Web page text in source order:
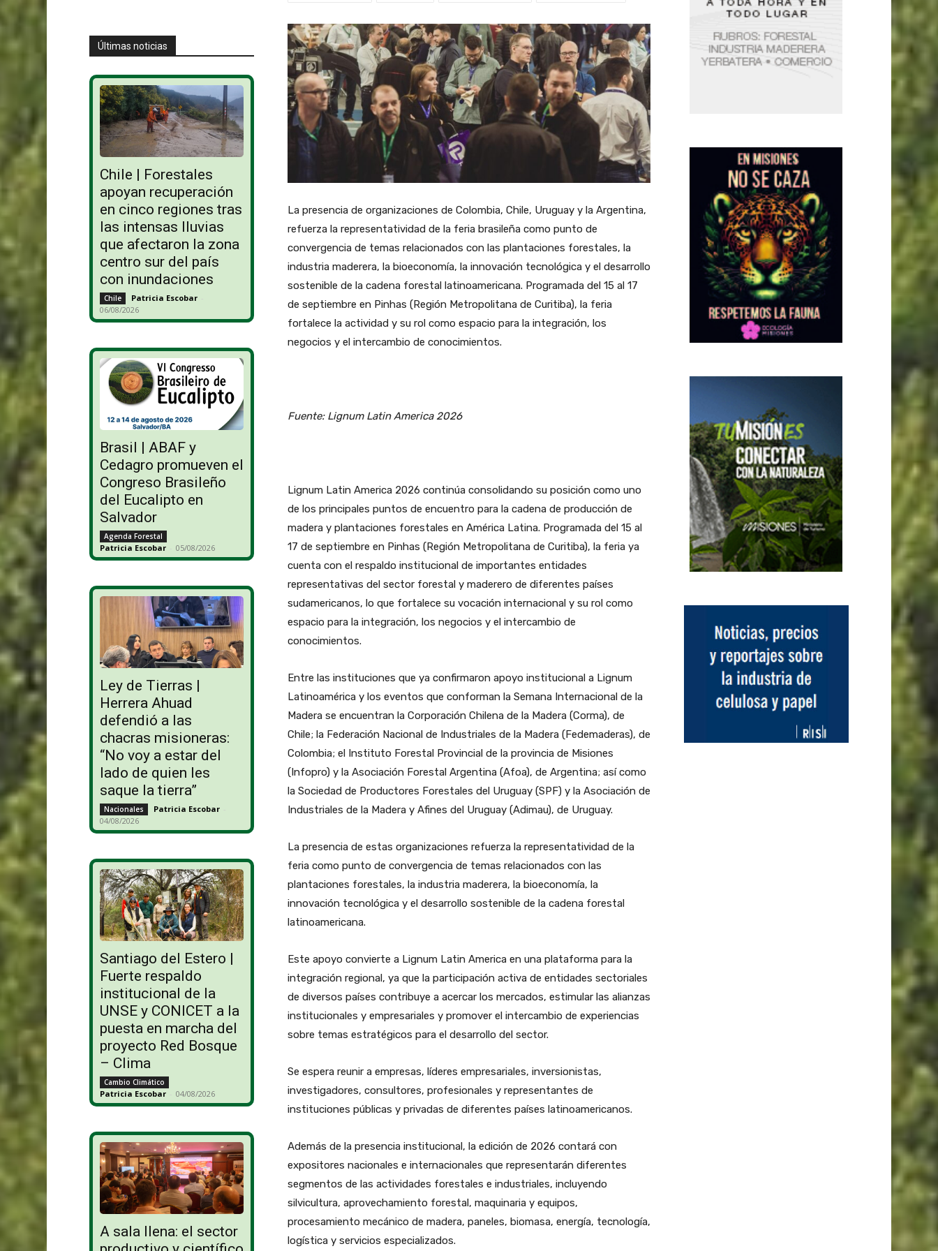
Últimas noticias
Chile | Forestales
apoyan recuperación
en cinco regiones tras
las intensas lluvias
que afectaron la zona
centro sur del país
con inundaciones
Chile Patricia Escobar -
06/08/2026
Brasil | ABAF y
Cedagro promueven el
Congreso Brasileño
del Eucalipto en
Salvador
Agenda Forestal
Patricia Escobar - 05/08/2026
Ley de Tierras |
Herrera Ahuad
defendió a las
chacras misioneras:
“No voy a estar del
lado de quien les
saque la tierra”
Nacionales Patricia Escobar -
04/08/2026
Santiago del Estero |
Fuerte respaldo
institucional de la
UNSE y CONICET a la
puesta en marcha del
proyecto Red Bosque
– Clima
Cambio Climático
Patricia Escobar - 04/08/2026
A sala llena: el sector
La presencia de organizaciones de Colombia, Chile, Uruguay y la Argentina,
refuerza la representatividad de la feria brasileña como punto de
convergencia de temas relacionados con las plantaciones forestales, la
industria maderera, la bioeconomía, la innovación tecnológica y el desarrollo
sostenible de la cadena forestal latinoamericana. Programada del 15 al 17
de septiembre en Pinhas (Región Metropolitana de Curitiba), la feria
fortalece la actividad y su rol como espacio para la integración, los
negocios y el intercambio de conocimientos.
Fuente: Lignum Latin America 2026
Lignum Latin America 2026 continúa consolidando su posición como uno
de los principales puntos de encuentro para la cadena de producción de
madera y plantaciones forestales en América Latina. Programada del 15 al
17 de septiembre en Pinhas (Región Metropolitana de Curitiba), la feria ya
cuenta con el respaldo institucional de importantes entidades
representativas del sector forestal y maderero de diferentes países
sudamericanos, lo que fortalece su vocación internacional y su rol como
espacio para la integración, los negocios y el intercambio de
conocimientos.
Entre las instituciones que ya confirmaron apoyo institucional a Lignum
Latinoamérica y los eventos que conforman la Semana Internacional de la
Madera se encuentran la Corporación Chilena de la Madera (Corma), de
Chile; la Federación Nacional de Industriales de la Madera (Fedemaderas), de
Colombia; el Instituto Forestal Provincial de la provincia de Misiones
(Infopro) y la Asociación Forestal Argentina (Afoa), de Argentina; así como
la Sociedad de Productores Forestales del Uruguay (SPF) y la Asociación de
Industriales de la Madera y Afines del Uruguay (Adimau), de Uruguay.
La presencia de estas organizaciones refuerza la representatividad de la
feria como punto de convergencia de temas relacionados con las
plantaciones forestales, la industria maderera, la bioeconomía, la
innovación tecnológica y el desarrollo sostenible de la cadena forestal
latinoamericana.
Este apoyo convierte a Lignum Latin America en una plataforma para la
integración regional, ya que la participación activa de entidades sectoriales
de diversos países contribuye a acercar los mercados, estimular las alianzas
institucionales y empresariales y promover el intercambio de experiencias
sobre temas estratégicos para el desarrollo del sector.
Se espera reunir a empresas, líderes empresariales, inversionistas,
investigadores, consultores, profesionales y representantes de
instituciones públicas y privadas de diferentes países latinoamericanos.
Además de la presencia institucional, la edición de 2026 contará con
expositores nacionales e internacionales que representarán diferentes
segmentos de las actividades forestales e industriales, incluyendo
silvicultura, aprovechamiento forestal, maquinaria y equipos,
procesamiento mecánico de madera, paneles, biomasa, energía, tecnología,
logística y servicios especializados.